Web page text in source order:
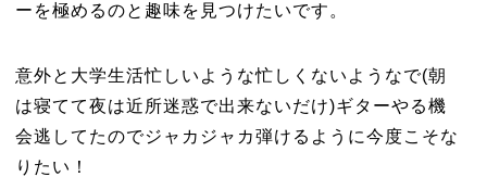
ーを極めるのと趣味を見つけたいです。
意外と大学生活忙しいような忙しくないようなで(朝
は寝てて夜は近所迷惑で出来ないだけ)ギターやる機
会逃してたのでジャカジャカ弾けるように今度こそな
りたい！